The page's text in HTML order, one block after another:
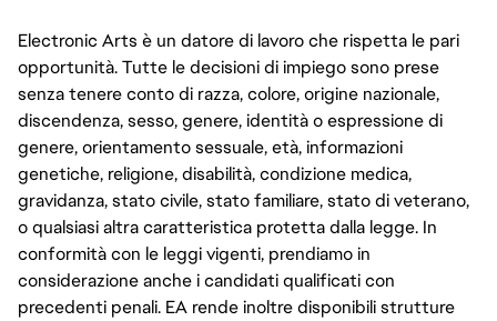
Electronic Arts è un datore di lavoro che rispetta le pari
opportunità. Tutte le decisioni di impiego sono prese
senza tenere conto di razza, colore, origine nazionale,
discendenza, sesso, genere, identità o espressione di
genere, orientamento sessuale, età, informazioni
genetiche, religione, disabilità, condizione medica,
gravidanza, stato civile, stato familiare, stato di veterano,
o qualsiasi altra caratteristica protetta dalla legge. In
conformità con le leggi vigenti, prendiamo in
considerazione anche i candidati qualificati con
precedenti penali. EA rende inoltre disponibili strutture